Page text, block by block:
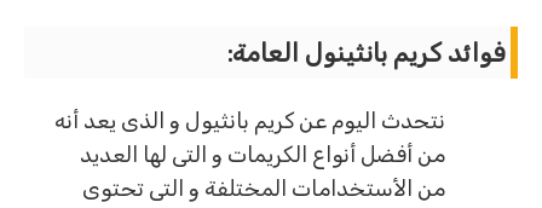
فوائد كريم بانثينول العامة:
نتحدث اليوم عن كريم بانثيول و الذى يعد أنه
من أفضل أنواع الكريمات و التى لها العديد
من الأستخدامات المختلفة و التى تحتوى